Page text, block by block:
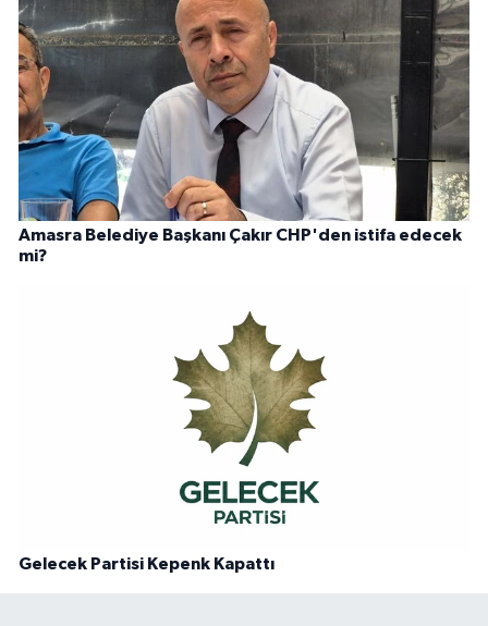
Amasra Belediye Başkanı Çakır CHP'den istifa edecek
mi?
Gelecek Partisi Kepenk Kapattı